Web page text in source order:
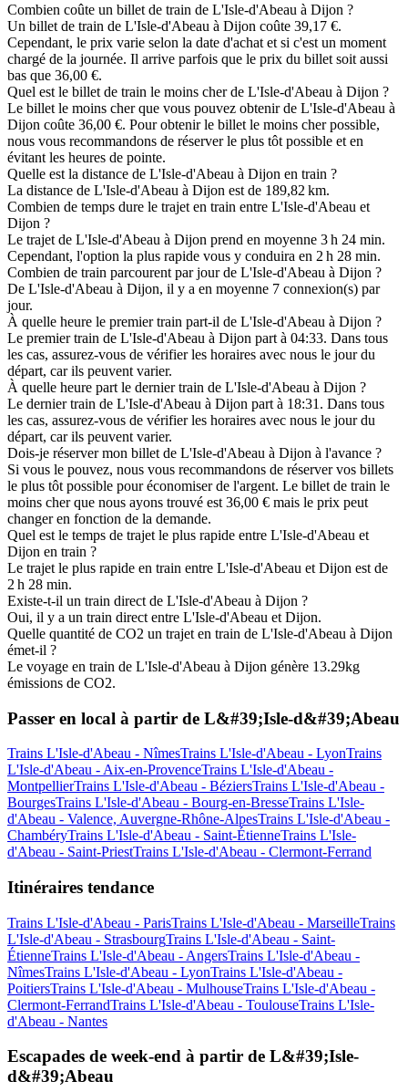
Combien coûte un billet de train de L'Isle-d'Abeau à Dijon ?
Un billet de train de L'Isle-d'Abeau à Dijon coûte 39,17 €.
Cependant, le prix varie selon la date d'achat et si c'est un moment
chargé de la journée. Il arrive parfois que le prix du billet soit aussi
bas que 36,00 €.
Quel est le billet de train le moins cher de L'Isle-d'Abeau à Dijon ?
Le billet le moins cher que vous pouvez obtenir de L'Isle-d'Abeau à
Dijon coûte 36,00 €. Pour obtenir le billet le moins cher possible,
nous vous recommandons de réserver le plus tôt possible et en
évitant les heures de pointe.
Quelle est la distance de L'Isle-d'Abeau à Dijon en train ?
La distance de L'Isle-d'Abeau à Dijon est de 189,82 km.
Combien de temps dure le trajet en train entre L'Isle-d'Abeau et
Dijon ?
Le trajet de L'Isle-d'Abeau à Dijon prend en moyenne 3 h 24 min.
Cependant, l'option la plus rapide vous y conduira en 2 h 28 min.
Combien de train parcourent par jour de L'Isle-d'Abeau à Dijon ?
De L'Isle-d'Abeau à Dijon, il y a en moyenne 7 connexion(s) par
jour.
À quelle heure le premier train part-il de L'Isle-d'Abeau à Dijon ?
Le premier train de L'Isle-d'Abeau à Dijon part à 04:33. Dans tous
les cas, assurez-vous de vérifier les horaires avec nous le jour du
départ, car ils peuvent varier.
À quelle heure part le dernier train de L'Isle-d'Abeau à Dijon ?
Le dernier train de L'Isle-d'Abeau à Dijon part à 18:31. Dans tous
les cas, assurez-vous de vérifier les horaires avec nous le jour du
départ, car ils peuvent varier.
Dois-je réserver mon billet de L'Isle-d'Abeau à Dijon à l'avance ?
Si vous le pouvez, nous vous recommandons de réserver vos billets
le plus tôt possible pour économiser de l'argent. Le billet de train le
moins cher que nous ayons trouvé est 36,00 € mais le prix peut
changer en fonction de la demande.
Quel est le temps de trajet le plus rapide entre L'Isle-d'Abeau et
Dijon en train ?
Le trajet le plus rapide en train entre L'Isle-d'Abeau et Dijon est de
2 h 28 min.
Existe-t-il un train direct de L'Isle-d'Abeau à Dijon ?
Oui, il y a un train direct entre L'Isle-d'Abeau et Dijon.
Quelle quantité de CO2 un trajet en train de L'Isle-d'Abeau à Dijon
émet-il ?
Le voyage en train de L'Isle-d'Abeau à Dijon génère 13.29kg
émissions de CO2.
Passer en local à partir de L&#39;Isle-d&#39;Abeau
Trains L'Isle-d'Abeau - NîmesTrains L'Isle-d'Abeau - LyonTrains
L'Isle-d'Abeau - Aix-en-ProvenceTrains L'Isle-d'Abeau -
MontpellierTrains L'Isle-d'Abeau - BéziersTrains L'Isle-d'Abeau -
BourgesTrains L'Isle-d'Abeau - Bourg-en-BresseTrains L'Isle-
d'Abeau - Valence, Auvergne-Rhône-AlpesTrains L'Isle-d'Abeau -
ChambéryTrains L'Isle-d'Abeau - Saint-ÉtienneTrains L'Isle-
d'Abeau - Saint-PriestTrains L'Isle-d'Abeau - Clermont-Ferrand
Itinéraires tendance
Trains L'Isle-d'Abeau - ParisTrains L'Isle-d'Abeau - MarseilleTrains
L'Isle-d'Abeau - StrasbourgTrains L'Isle-d'Abeau - Saint-
ÉtienneTrains L'Isle-d'Abeau - AngersTrains L'Isle-d'Abeau -
NîmesTrains L'Isle-d'Abeau - LyonTrains L'Isle-d'Abeau -
PoitiersTrains L'Isle-d'Abeau - MulhouseTrains L'Isle-d'Abeau -
Clermont-FerrandTrains L'Isle-d'Abeau - ToulouseTrains L'Isle-
d'Abeau - Nantes
Escapades de week-end à partir de L&#39;Isle-
d&#39;Abeau